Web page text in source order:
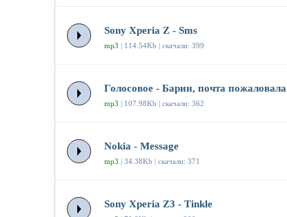
Sony Xperia Z - Sms
mp3 | 114.54Kb | скачали: 399
Голосовое - Барин, почта пожаловала
mp3 | 107.98Kb | скачали: 362
Nokia - Message
mp3 | 34.38Kb | скачали: 371
Sony Xperia Z3 - Tinkle